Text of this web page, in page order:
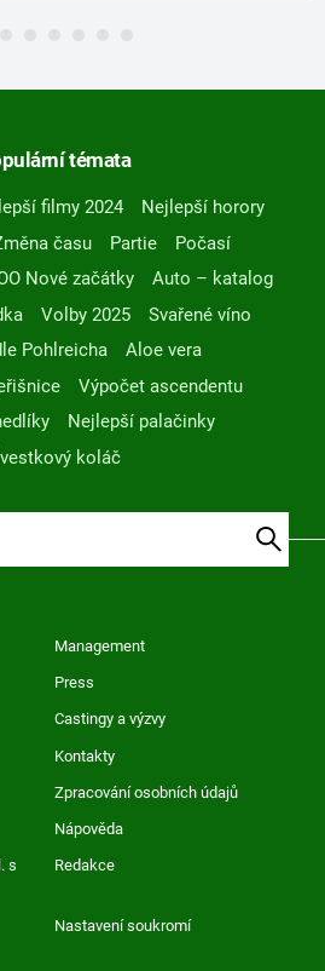
témata
filmy 2024
Nejlepší horory
času Partie
Počasí
Nové začátky
Auto – katalog
Volby 2025
Svařené víno
Pohlreicha
Aloe vera
Výpočet ascendentu
Nejlepší palačinky
koláč
Management
Press
Castingy a výzvy
Kontakty
Zpracování osobních údajů
Nápověda
s
Redakce
Nastavení soukromí